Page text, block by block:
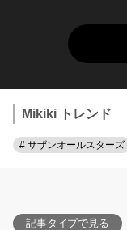
Mikiki トレンド
# サザンオールスターズ
記事タイプで見る